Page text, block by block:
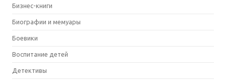
Бизнес-книги
Биографии и мемуары
Боевики
Воспитание детей
Детективы